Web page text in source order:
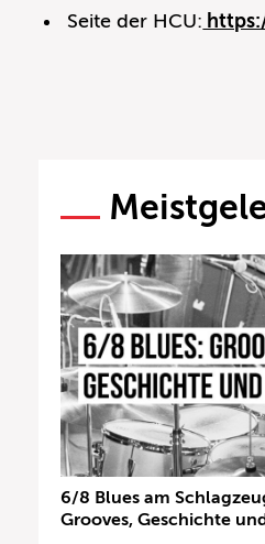
Seite der HCU:
6/8 Blues am
Grooves, Geschichte